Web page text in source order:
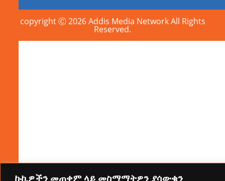
ኩኪዎችን መጠቀም ላይ መስማማትዎን ያሳውቁን
copyright Ⓒ 2026 Addis Media Network All Rights
Reserved.